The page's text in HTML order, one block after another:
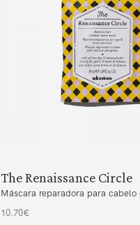
The Renaissance Circle
Máscara reparadora para cabelo
10.70€